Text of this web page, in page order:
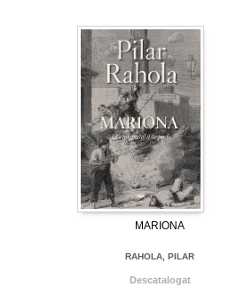
MARIONA
RAHOLA, PILAR
Descatalogat